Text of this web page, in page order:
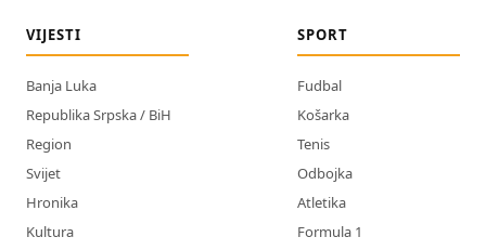
VIJESTI
Banja Luka
Republika Srpska / BiH
Region
Svijet
Hronika
Kultura
SPORT
Fudbal
Košarka
Tenis
Odbojka
Atletika
Formula 1